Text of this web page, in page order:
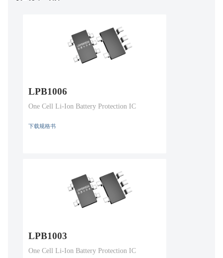
LPB1006
One Cell Li-Ion Battery Protection IC
下载规格书
LPB1003
One Cell Li-Ion Battery Protection IC